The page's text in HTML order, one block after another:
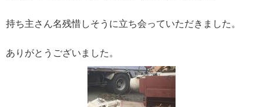
持ち主さん名残惜しそうに立ち会っていただきました。
ありがとうございました。